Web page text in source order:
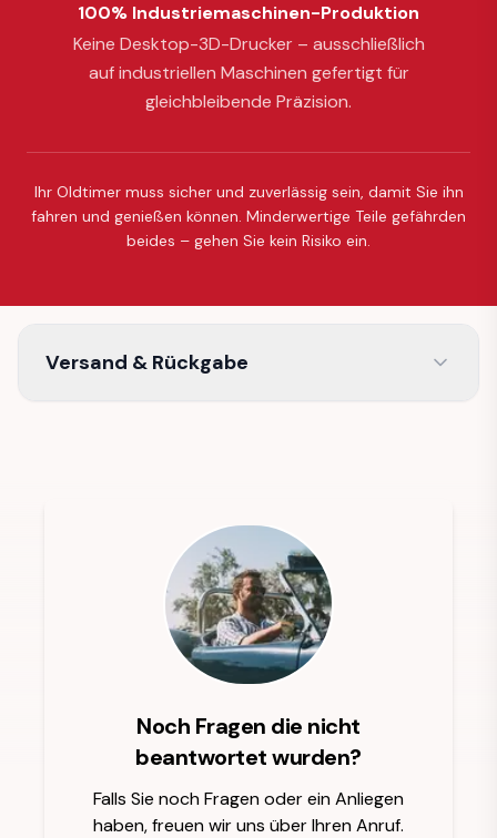
100% Industriemaschinen-Produktion
Keine Desktop-3D-Drucker – ausschließlich
auf industriellen Maschinen gefertigt für
gleichbleibende Präzision.
Ihr Oldtimer muss sicher und zuverlässig sein, damit Sie ihn
fahren und genießen können. Minderwertige Teile gefährden
beides – gehen Sie kein Risiko ein.
Versand & Rückgabe
Noch Fragen die nicht
beantwortet wurden?
Falls Sie noch Fragen oder ein Anliegen
haben, freuen wir uns über Ihren Anruf.